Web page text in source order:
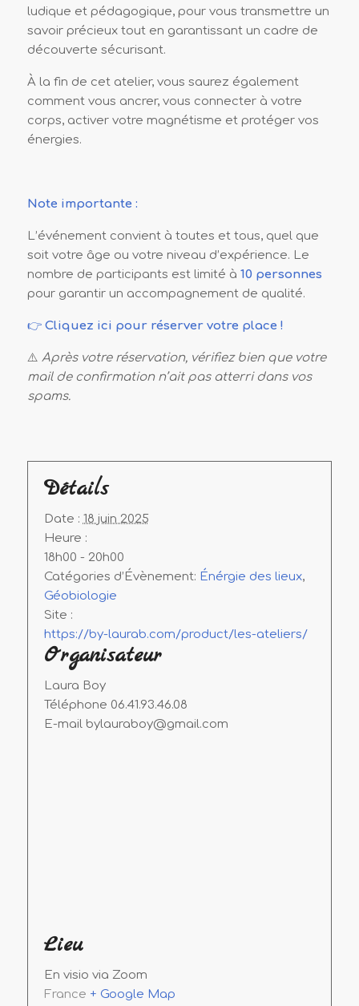
ludique et pédagogique, pour vous transmettre un
savoir précieux tout en garantissant un cadre de
découverte sécurisant.
À la fin de cet atelier, vous saurez également
comment vous ancrer, vous connecter à votre
corps, activer votre magnétisme et protéger vos
énergies.
Note importante :
L’événement convient à toutes et tous, quel que
soit votre âge ou votre niveau d’expérience. Le
nombre de participants est limité à 10 personnes
pour garantir un accompagnement de qualité.
👉 Cliquez ici pour réserver votre place !
⚠️ Après votre réservation, vérifiez bien que votre
mail de confirmation n’ait pas atterri dans vos
spams.
Détails
Date : 18 juin 2025
Heure :
18h00 - 20h00
Catégories d’Évènement: Énérgie des lieux,
Géobiologie
Site :
https://by-laurab.com/product/les-ateliers/
Organisateur
Laura Boy
Téléphone 06.41.93.46.08
E-mail bylauraboy@gmail.com
Lieu
En visio via Zoom
France + Google Map